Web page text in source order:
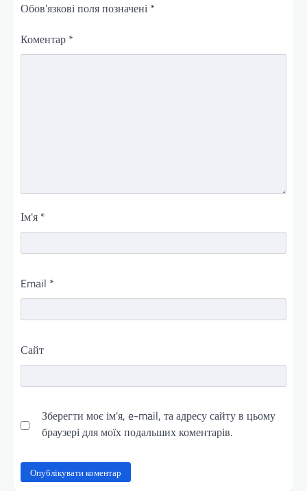
Обов’язкові поля позначені *
Коментар *
Ім'я *
Email *
Сайт
Зберегти моє ім'я, e-mail, та адресу сайту в цьому
браузері для моїх подальших коментарів.